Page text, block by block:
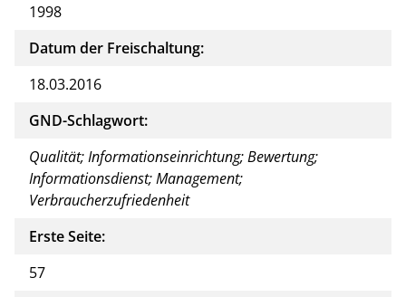
1998
Datum der Freischaltung:
18.03.2016
GND-Schlagwort:
Qualität; Informationseinrichtung; Bewertung;
Informationsdienst; Management;
Verbraucherzufriedenheit
Erste Seite:
57